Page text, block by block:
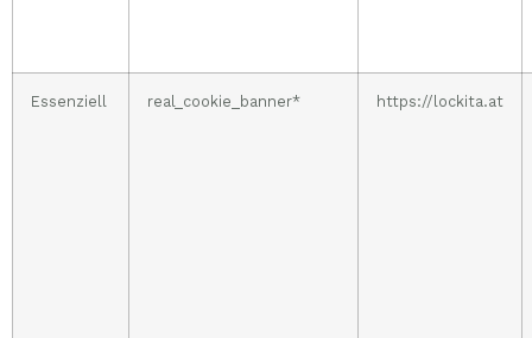
Essenziell real_cookie_banner* https://lockita.at